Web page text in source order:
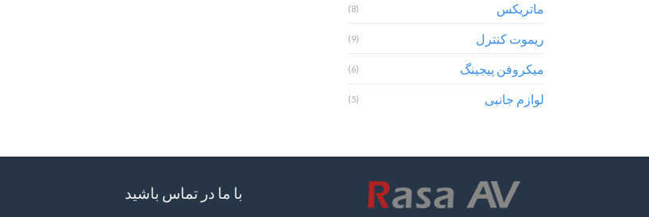
ماتریکس (8)
ریموت کنترل (9)
میکروفن پیجینگ (6)
لوازم جانبی (5)
با ما در تماس باشید